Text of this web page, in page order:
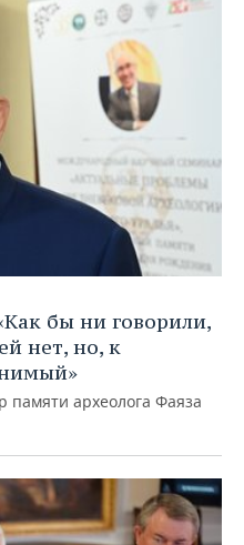
бы ни говорили,
нет, но, к
памяти археолога Фаяза